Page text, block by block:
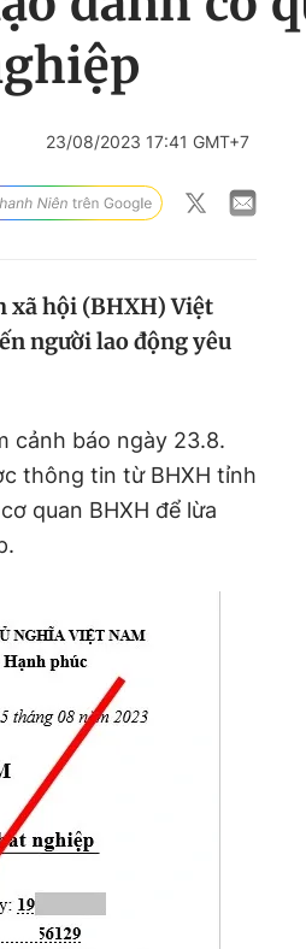
23/08/2023 17:41 GMT+7
xã hội (BHXH) Việt
người lao động yêu
cảnh báo ngày 23.8.
thông tin từ BHXH tỉnh
quan BHXH để lừa